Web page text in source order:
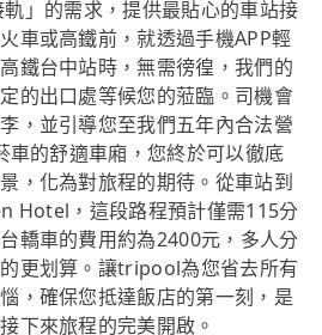
」的需求，提供最貼心的車站接
車或高鐵前，就透過手機APP輕
鐵台中站時，無需徬徨，我們的
的出口處等候您的蒞臨。司機會
，並引導您至我們五年內合法營
車的舒適車廂，您終於可以徹底
，化為對旅程的期待。從車站到
Hotel，這段路程預計僅需115分
轎車的費用約為2400元，多人分
更划算。讓tripool為您省去所有
，確保您抵達飯店的第一刻，是
下來旅程的完美開啟。